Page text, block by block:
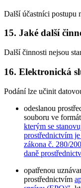
Další účastníci postupu
15. Jaké další
Další činnosti nejsou
16. Elektronická
Podání lze učinit
odeslanou
souboru ve
kterým se
prostřednictvím
zákona č. 280/
daně
opatřenou
prostřednictvím